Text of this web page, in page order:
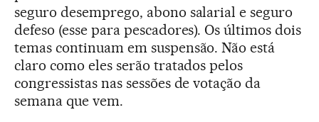
seguro desemprego, abono salarial e seguro
defeso (esse para pescadores). Os últimos dois
temas continuam em suspensão. Não está
claro como eles serão tratados pelos
congressistas nas sessões de votação da
semana que vem.